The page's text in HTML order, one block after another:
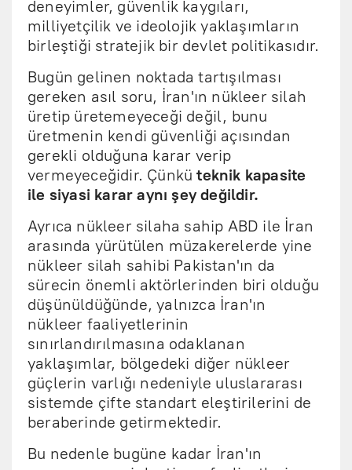
deneyimler, güvenlik kaygıları,
milliyetçilik ve ideolojik yaklaşımların
birleştiği stratejik bir devlet politikasıdır.
Bugün gelinen noktada tartışılması
gereken asıl soru, İran'ın nükleer silah
üretip üretemeyeceği değil, bunu
üretmenin kendi güvenliği açısından
gerekli olduğuna karar verip
vermeyeceğidir. Çünküteknik kapasite
ile siyasi karar aynı şey değildir.
Ayrıca nükleer silaha sahip ABD ile İran
arasında yürütülen müzakerelerde yine
nükleer silah sahibi Pakistan'ın da
sürecin önemli aktörlerinden biri olduğu
düşünüldüğünde, yalnızca İran'ın
nükleer faaliyetlerinin
sınırlandırılmasına odaklanan
yaklaşımlar, bölgedeki diğer nükleer
güçlerin varlığı nedeniyle uluslararası
sistemde çifte standart eleştirilerini de
beraberinde getirmektedir.
Bu nedenle bugüne kadar İran'ın